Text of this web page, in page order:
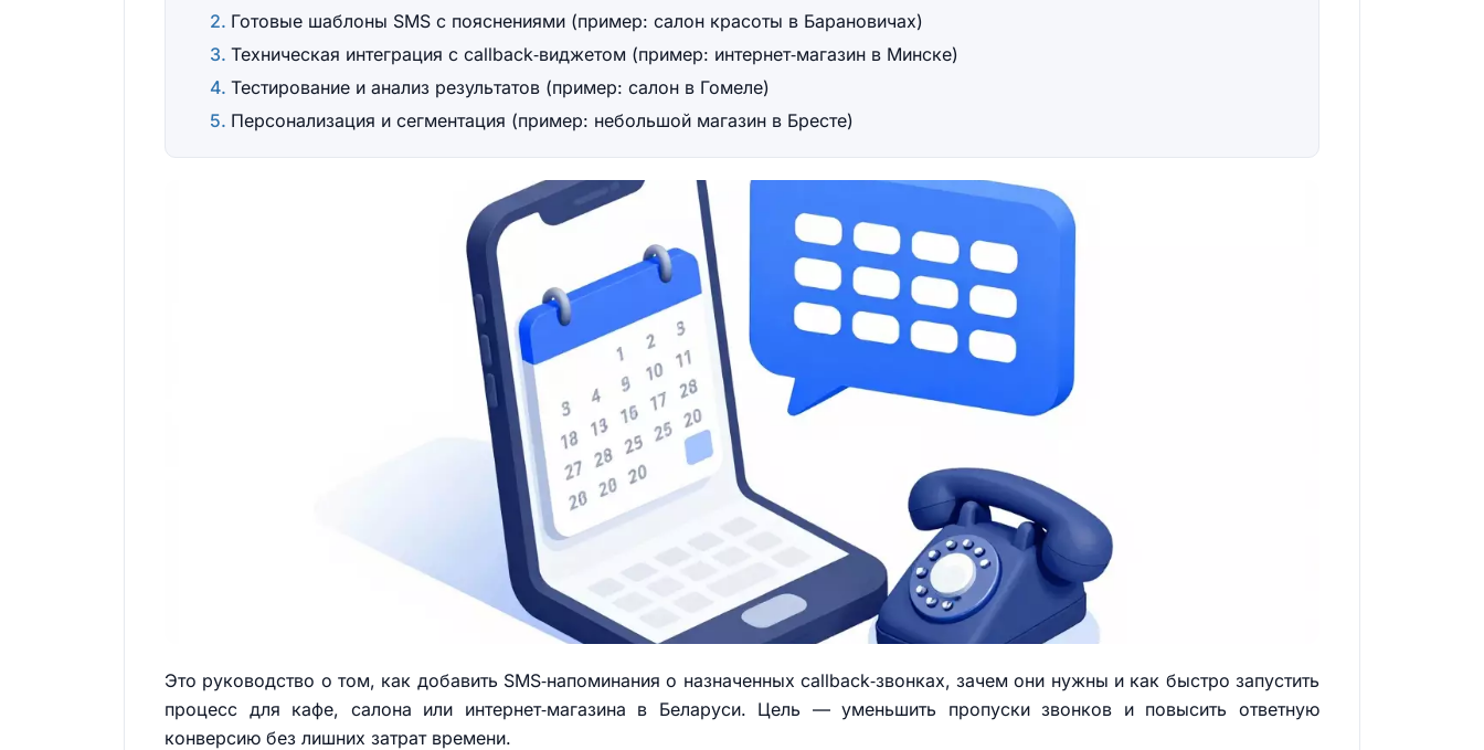
Готовые шаблоны SMS с пояснениями (пример: салон красоты в Барановичах)
Техническая интеграция с callback‑виджетом (пример: интернет‑магазин в Минске)
Тестирование и анализ результатов (пример: салон в Гомеле)
Персонализация и сегментация (пример: небольшой магазин в Бресте)
Это руководство о том, как добавить SMS‑напоминания о назначенных callback‑звонках, зачем они нужны и как быстро запустить
процесс для кафе, салона или интернет‑магазина в Беларуси. Цель — уменьшить пропуски звонков и повысить ответную
конверсию без лишних затрат времени.